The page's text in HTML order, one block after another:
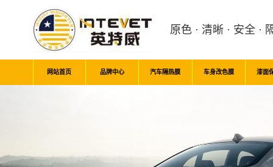
原色 · 清晰 · 安全 ·
网站首页 品牌中心 汽车隔热膜 车身改色膜 漆面